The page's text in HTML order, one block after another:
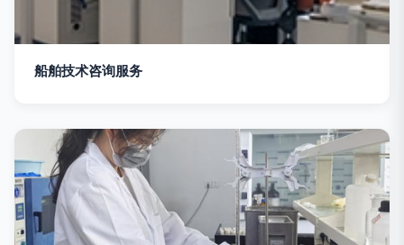
船舶技术咨询服务